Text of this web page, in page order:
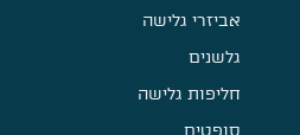
אביזרי גלישה
גלשנים
חליפות גלישה
סופטים